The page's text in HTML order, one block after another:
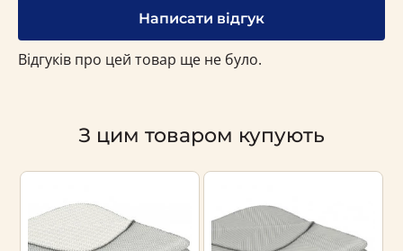
Написати відгук
Відгуків про цей товар ще не було.
З цим товаром купують